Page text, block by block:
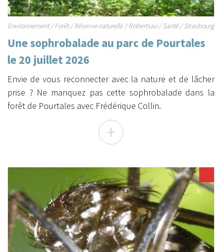
Environnement/Forêt/Réserve naturelle/Robertsau/Santé/Strasbourg
Une sophrobalade au parc de Pourtales
le 20 juillet 2026
Envie de vous reconnecter avec la nature et de lâcher
prise ? Ne manquez pas cette sophrobalade dans la
forêt de Pourtales avec Frédérique Collin.
+